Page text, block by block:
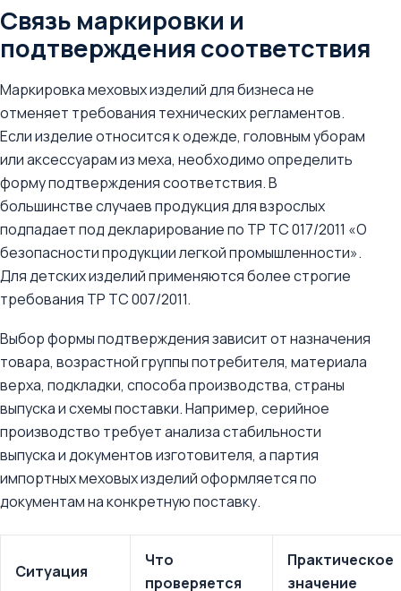
Связь маркировки и
подтверждения соответствия
Маркировка меховых изделий для бизнеса не
отменяет требования технических регламентов.
Если изделие относится к одежде, головным уборам
или аксессуарам из меха, необходимо определить
форму подтверждения соответствия. В
большинстве случаев продукция для взрослых
подпадает под декларирование по ТР ТС 017/2011 «О
безопасности продукции легкой промышленности».
Для детских изделий применяются более строгие
требования ТР ТС 007/2011.
Выбор формы подтверждения зависит от назначения
товара, возрастной группы потребителя, материала
верха, подкладки, способа производства, страны
выпуска и схемы поставки. Например, серийное
производство требует анализа стабильности
выпуска и документов изготовителя, а партия
импортных меховых изделий оформляется по
документам на конкретную поставку.
Ситуация
Что
проверяется
Практическое
значение